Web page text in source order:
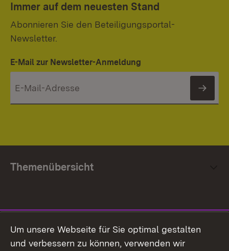
Immer auf dem neuesten Stand
Abonnieren Sie den Beteiligungsportal-
Newsletter.
E-Mail zur Newsletter-Anmeldung
Themenübersicht
Facebook
Um unsere Webseite für Sie optimal gestalten
und verbessern zu können, verwenden wir